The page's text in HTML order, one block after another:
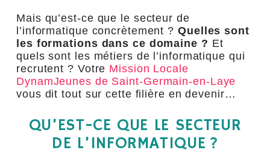
Mais qu’est-ce que le secteur de
l’informatique concrètement ? Quelles sont
les formations dans ce domaine ? Et
quels sont les métiers de l’informatique qui
recrutent ? Votre Mission Locale
DynamJeunes de Saint-Germain-en-Laye
vous dit tout sur cette filière en devenir…
QU’EST-CE QUE LE SECTEUR
DE L’INFORMATIQUE ?